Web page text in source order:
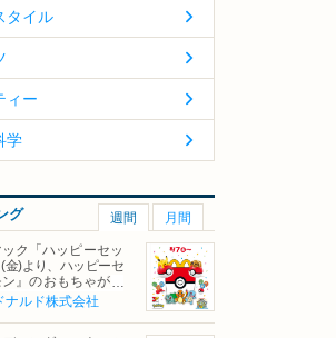
タイル
ィー
学
グ 週間 月間
ク「ハッピーセッ
(金)より、ハッピーセ
』のおもちゃが期
ナルド株式会社